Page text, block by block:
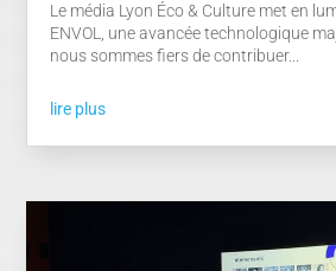
Le média Lyon Éco & Culture met en
ENVOL, une avancée technologique
nous sommes fiers de contribuer...
lire plus